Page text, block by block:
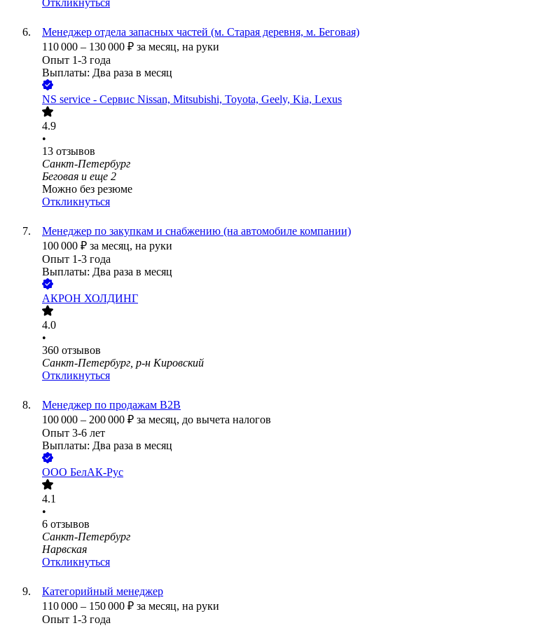
Откликнуться
Менеджер отдела запасных частей (м. Старая деревня, м. Беговая)
110 000 – 130 000 ₽ за месяц, на руки
Опыт 1-3 года
Выплаты: Два раза в месяц
NS service - Сервис Nissan, Mitsubishi, Toyota, Geely, Kia, Lexus
4.9
•
13 отзывов
Санкт-Петербург
Беговая и еще 2
Можно без резюме
Откликнуться
Менеджер по закупкам и снабжению (на автомобиле компании)
100 000 ₽ за месяц, на руки
Опыт 1-3 года
Выплаты: Два раза в месяц
АКРОН ХОЛДИНГ
4.0
•
360 отзывов
Санкт-Петербург, р-н Кировский
Откликнуться
Менеджер по продажам B2B
100 000 – 200 000 ₽ за месяц, до вычета налогов
Опыт 3-6 лет
Выплаты: Два раза в месяц
ООО БелАК-Рус
4.1
•
6 отзывов
Санкт-Петербург
Нарвская
Откликнуться
Категорийный менеджер
110 000 – 150 000 ₽ за месяц, на руки
Опыт 1-3 года